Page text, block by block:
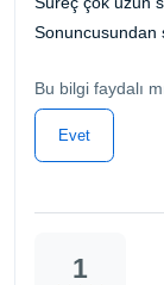
Sonuncusundan
Bu bilgi faydalı
Evet
1